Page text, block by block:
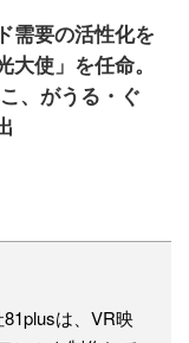
需要の活性化を
大使」を任命。
、がうる・ぐ
81plusは、VR映